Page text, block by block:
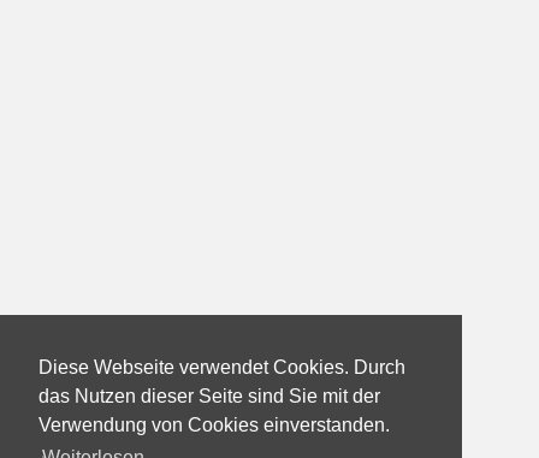
Diese Webseite verwendet Cookies. Durch
das Nutzen dieser Seite sind Sie mit der
Verwendung von Cookies einverstanden.